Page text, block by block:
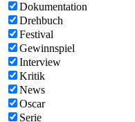
Dokumentation
Drehbuch
Festival
Gewinnspiel
Interview
Kritik
News
Oscar
Serie